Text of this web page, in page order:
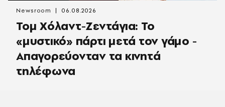
Τομ Χόλαντ-Ζεντάγια: Το
«μυστικό» πάρτι μετά τον γάμο -
Απαγορεύονταν τα κινητά
τηλέφωνα
Newsroom 06.08.2026